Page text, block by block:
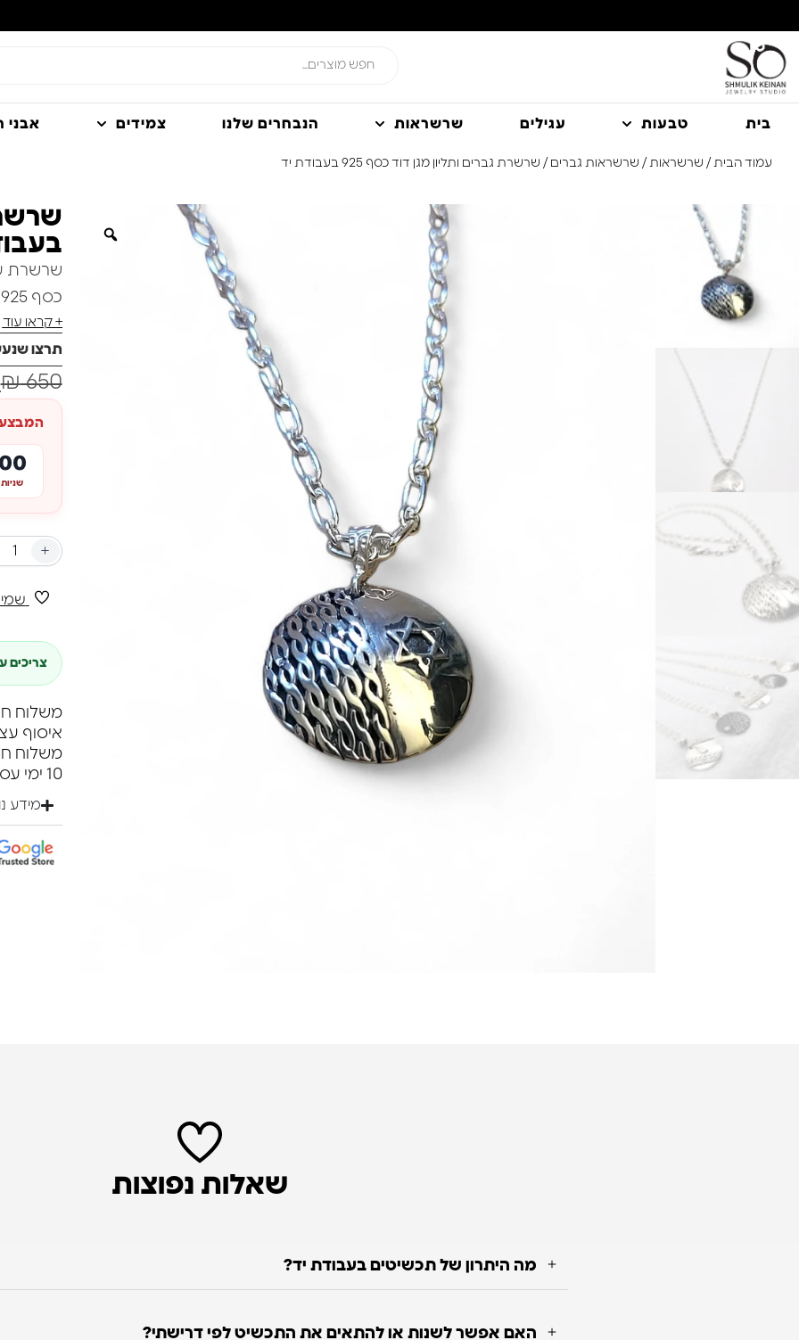
בית טבעות עגילים שרשראות הנבחרים שלנו צמידים אבני
עמוד הבית / שרשראות / שרשראות גברים / שרשרת גברים ותליון מגן דוד כסף 925 בעבודת יד
שרשרת
כסף 925 בעבודת יד.
+ קראו עוד
תרצו
₪650
המבצע
שניות
+
צריכים
משלוח חינם
איסוף
10 ימי עסקים.
מידע
שאלות נפוצות
מה היתרון של תכשיטים בעבודת יד?
האם אפשר לשנות או להתאים את התכשיט לפי דרישתי?